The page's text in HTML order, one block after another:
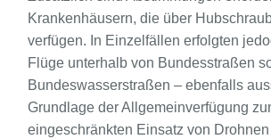
Krankenhäusern, die über
verfügen. In Einzelfällen erfolgten
Flüge unterhalb von Bundesstraßen
Bundeswasserstraßen – ebenfalls
Grundlage der Allgemeinverfügung
eingeschränkten Einsatz von